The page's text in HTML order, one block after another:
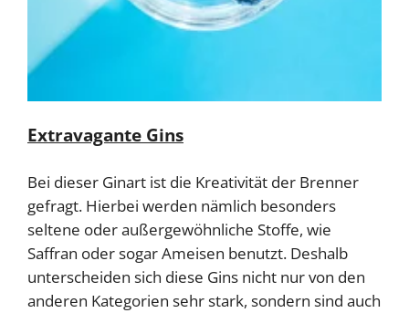
Extravagante Gins
Bei dieser Ginart ist die Kreativität der Brenner
gefragt. Hierbei werden nämlich besonders
seltene oder außergewöhnliche Stoffe, wie
Saffran oder sogar Ameisen benutzt. Deshalb
unterscheiden sich diese Gins nicht nur von den
anderen Kategorien sehr stark, sondern sind auch